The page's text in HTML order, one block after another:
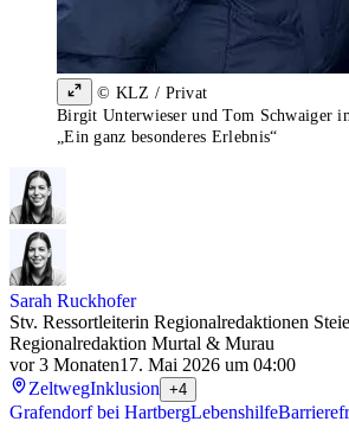
© KLZ / Privat
Birgit Unterwieser und Tom Schwaiger
„Ein ganz besonderes Erlebnis“
Sarah Ruckhofer
Stv. Ressortleiterin Regionalredaktionen
Regionalredaktion Murtal & Murau
vor 3 Monaten17. Mai 2026 um 04:00
ZeltwegInklusion +4
Grafendorf bei HartbergLebenshilfe